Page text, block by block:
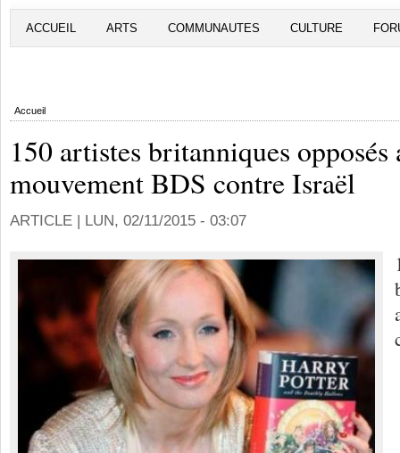
ACCUEIL ARTS COMMUNAUTES CULTURE
Accueil
150 artistes britanniques opposés
mouvement BDS contre Israël
ARTICLE | LUN, 02/11/2015 - 03:07